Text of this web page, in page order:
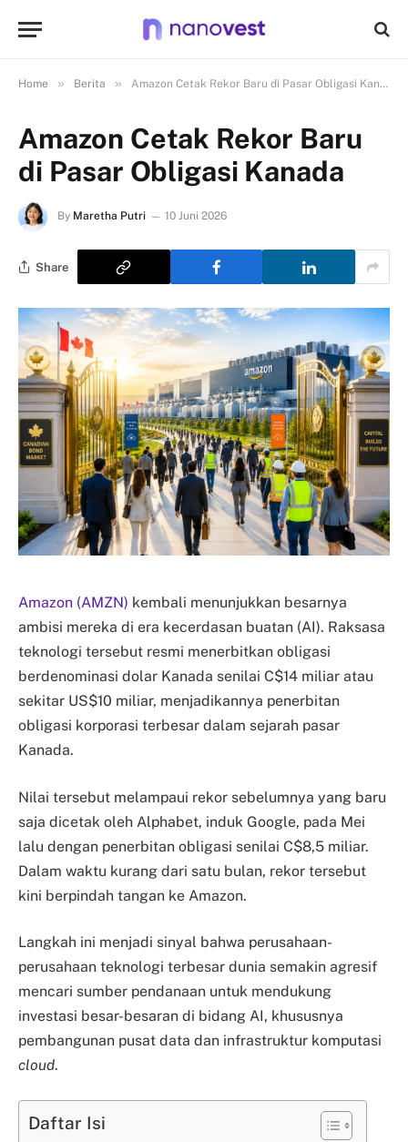
Home » Berita » Amazon Cetak Rekor Baru di Pasar Obligasi Kanada
Amazon Cetak Rekor Baru
di Pasar Obligasi Kanada
By Maretha Putri 10 Juni 2026
Share
Amazon (AMZN) kembali menunjukkan besarnya
ambisi mereka di era kecerdasan buatan (AI). Raksasa
teknologi tersebut resmi menerbitkan obligasi
berdenominasi dolar Kanada senilai C$14 miliar atau
sekitar US$10 miliar, menjadikannya penerbitan
obligasi korporasi terbesar dalam sejarah pasar
Kanada.
Nilai tersebut melampaui rekor sebelumnya yang baru
saja dicetak oleh Alphabet, induk Google, pada Mei
lalu dengan penerbitan obligasi senilai C$8,5 miliar.
Dalam waktu kurang dari satu bulan, rekor tersebut
kini berpindah tangan ke Amazon.
Langkah ini menjadi sinyal bahwa perusahaan-
perusahaan teknologi terbesar dunia semakin agresif
mencari sumber pendanaan untuk mendukung
investasi besar-besaran di bidang AI, khususnya
pembangunan pusat data dan infrastruktur komputasi
cloud.
Daftar Isi